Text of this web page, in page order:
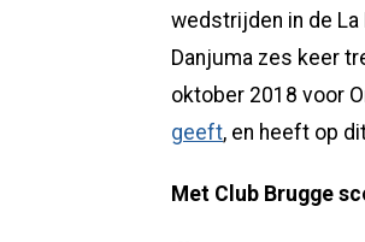
wedstrijden in de La
Danjuma zes keer
oktober 2018 voor
geeft, en heeft op
Met Club Brugge